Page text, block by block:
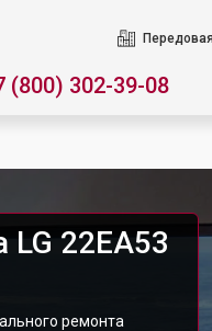
(800) 302-39-08
22EA53
ремонта